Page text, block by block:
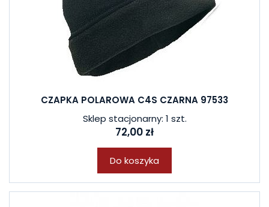
CZAPKA POLAROWA C4S CZARNA 97533
Sklep stacjonarny: 1 szt.
72,00 zł
Do koszyka